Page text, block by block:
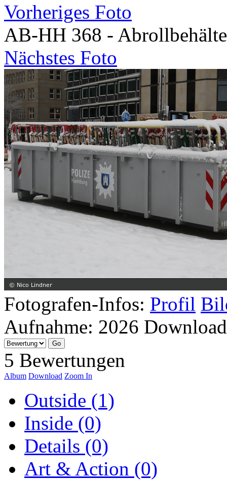
Vorheriges Foto
AB-HH 368 -
Nächstes Foto
Fotografen-Infos: Profil
Aufnahme: 2026
5 Bewertungen
Album Download Zoom In
Outside (1)
Inside (0)
Details (0)
Art & Action (0)